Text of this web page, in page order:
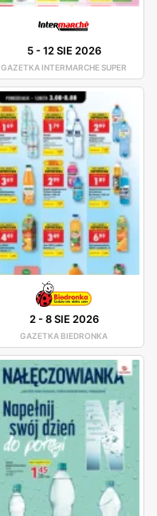
5-12 SIE 2026
GAZETKA INTERMARCHE SUPER
2-8 SIE 2026
GAZETKA BIEDRONKA